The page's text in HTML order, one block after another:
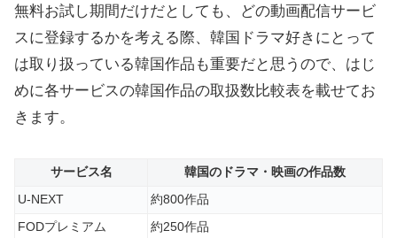
無料お試し期間だけだとしても、どの動画配信サービ
スに登録するかを考える際、韓国ドラマ好きにとって
は取り扱っている韓国作品も重要だと思うので、はじ
めに各サービスの韓国作品の取扱数比較表を載せてお
きます。
サービス名 韓国のドラマ・映画の作品数
U-NEXT 約800作品
FODプレミアム 約250作品